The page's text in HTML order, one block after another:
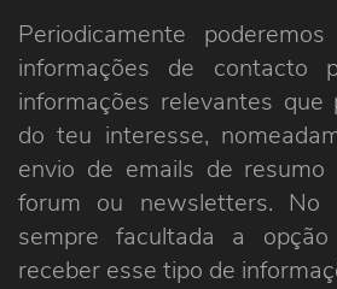
Periodicamente
informações de contacto
informações relevantes que
do teu interesse,
envio de emails de
forum ou newsletters. No
sempre facultada a
receber esse tipo de